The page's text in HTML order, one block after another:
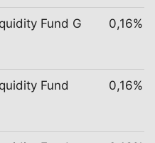
Fund G
0,16%
Fund
0,16%